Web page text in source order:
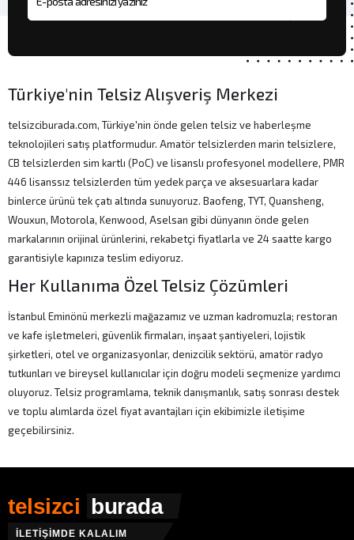
E-posta adresi
Türkiye'nin Telsiz Alışveriş Merkezi
telsizciburada.com, Türkiye'nin önde gelen telsiz ve haberleşme
teknolojileri satış platformudur. Amatör telsizlerden marin telsizlere,
CB telsizlerden sim kartlı (PoC) ve lisanslı profesyonel modellere, PMR
446 lisanssız telsizlerden tüm yedek parça ve aksesuarlara kadar
binlerce ürünü tek çatı altında sunuyoruz. Baofeng, TYT, Quansheng,
Wouxun, Motorola, Kenwood, Aselsan gibi dünyanın önde gelen
markalarının orijinal ürünlerini, rekabetçi fiyatlarla ve 24 saatte kargo
garantisiyle kapınıza teslim ediyoruz.
Her Kullanıma Özel Telsiz Çözümleri
İstanbul Eminönü merkezli mağazamız ve uzman kadromuzla; restoran
ve kafe işletmeleri, güvenlik firmaları, inşaat şantiyeleri, lojistik
şirketleri, otel ve organizasyonlar, denizcilik sektörü, amatör radyo
tutkunları ve bireysel kullanıcılar için doğru modeli seçmenize yardımcı
oluyoruz. Telsiz programlama, teknik danışmanlık, satış sonrası destek
ve toplu alımlarda özel fiyat avantajları için ekibimizle iletişime
geçebilirsiniz.
telsizci burada
İLETİŞİMDE KALALIM